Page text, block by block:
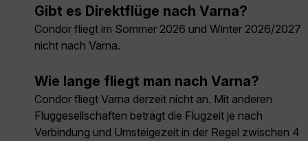
Gibt es Direktflüge nach Varna?
Condor fliegt im Sommer 2026 und Winter 2026/2027
nicht nach Varna.
Wie lange fliegt man nach Varna?
Condor fliegt Varna derzeit nicht an. Mit anderen
Fluggesellschaften beträgt die Flugzeit je nach
Verbindung und Umsteigezeit in der Regel zwischen 4